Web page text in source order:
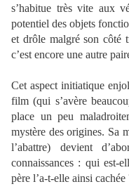
s’habitue très vite aux
potentiel des objets
et drôle malgré son côté
c’est encore une autre
Cet aspect initiatique
film (qui s’avère
place un peu
mystère des origines. Sa
l’abattre) devient
connaissances : qui est-
père l’a-t-elle ainsi cachée